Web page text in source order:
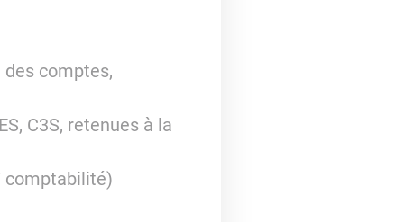
comptes,
C3S, retenues à la
comptabilité)